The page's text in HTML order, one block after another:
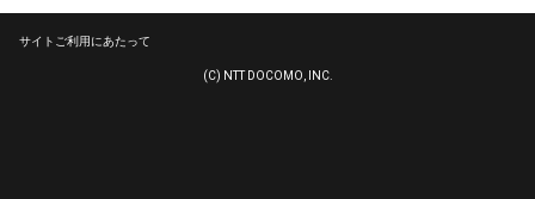
サイトご利用にあたって
(C) NTT DOCOMO, INC.